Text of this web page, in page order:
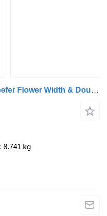
Schmitz Cargobull Trailer Reefer Flower Width & Double Stock Straight
8.741 kg